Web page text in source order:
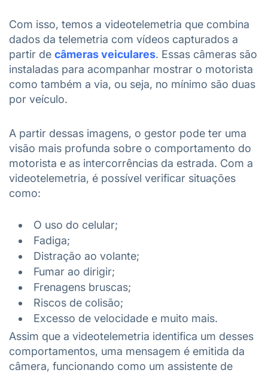
Com isso, temos a videotelemetria que combina
dados da telemetria com vídeos capturados a
partir de câmeras veiculares. Essas câmeras são
instaladas para acompanhar mostrar o motorista
como também a via, ou seja, no mínimo são duas
por veículo.
A partir dessas imagens, o gestor pode ter uma
visão mais profunda sobre o comportamento do
motorista e as intercorrências da estrada. Com a
videotelemetria, é possível verificar situações
como:
O uso do celular;
Fadiga;
Distração ao volante;
Fumar ao dirigir;
Frenagens bruscas;
Riscos de colisão;
Excesso de velocidade e muito mais.
Assim que a videotelemetria identifica um desses
comportamentos, uma mensagem é emitida da
câmera, funcionando como um assistente de